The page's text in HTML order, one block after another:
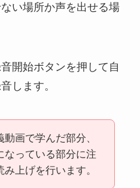
い場所か声を出せる場
開始ボタンを押して自
します。
動画で学んだ部分、
なっている部分に注
み上げを行います。